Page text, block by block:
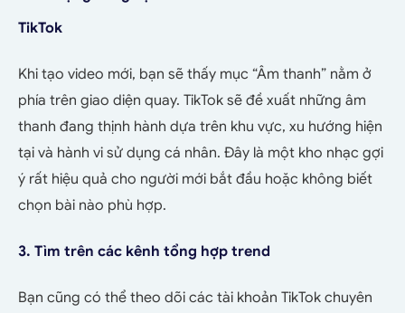
TikTok
Khi tạo video mới, bạn sẽ thấy mục “Âm thanh” nằm ở
phía trên giao diện quay. TikTok sẽ đề xuất những âm
thanh đang thịnh hành dựa trên khu vực, xu hướng hiện
tại và hành vi sử dụng cá nhân. Đây là một kho nhạc gợi
ý rất hiệu quả cho người mới bắt đầu hoặc không biết
chọn bài nào phù hợp.
3. Tìm trên các kênh tổng hợp trend
Bạn cũng có thể theo dõi các tài khoản TikTok chuyên